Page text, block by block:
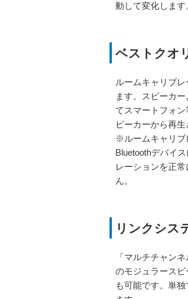
動して変化します
ベストクオ
ルームキャリブ
ます。スピーカ
てスマートフォ
ピーカーから再
※ルームキャリブ
Bluetoothデバイ
レーションを正
ん。
リンクシス
「マルチチャン
のモジュラース
も可能です。単